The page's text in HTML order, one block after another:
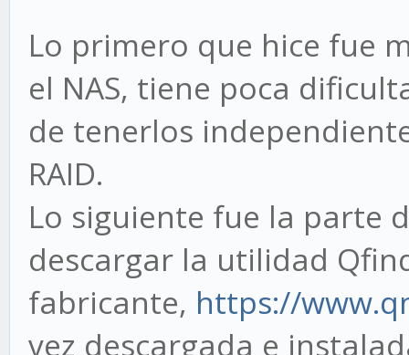
Lo primero que hice fue
el NAS, tiene poca
de tenerlos
RAID.
Lo siguiente fue la parte
descargar la utilidad
fabricante, https://
vez descargada e